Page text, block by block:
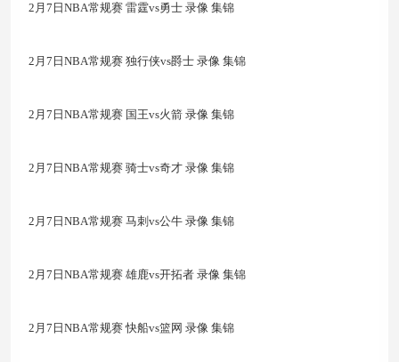
2月7日NBA常规赛 雷霆vs勇士 录像 集锦
2月7日NBA常规赛 独行侠vs爵士 录像 集锦
2月7日NBA常规赛 国王vs火箭 录像 集锦
2月7日NBA常规赛 骑士vs奇才 录像 集锦
2月7日NBA常规赛 马刺vs公牛 录像 集锦
2月7日NBA常规赛 雄鹿vs开拓者 录像 集锦
2月7日NBA常规赛 快船vs篮网 录像 集锦